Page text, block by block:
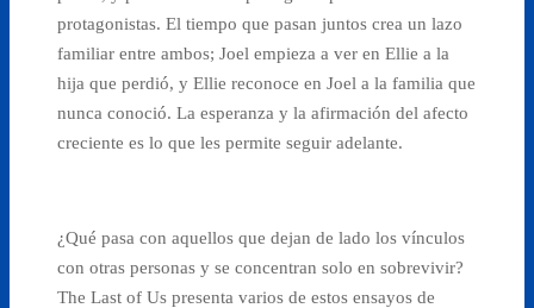
protagonistas. El tiempo que pasan juntos crea un lazo
familiar entre ambos; Joel empieza a ver en Ellie a la
hija que perdió, y Ellie reconoce en Joel a la familia que
nunca conoció. La esperanza y la afirmación del afecto
creciente es lo que les permite seguir adelante.
¿Qué pasa con aquellos que dejan de lado los vínculos
con otras personas y se concentran solo en sobrevivir?
The Last of Us presenta varios de estos ensayos de